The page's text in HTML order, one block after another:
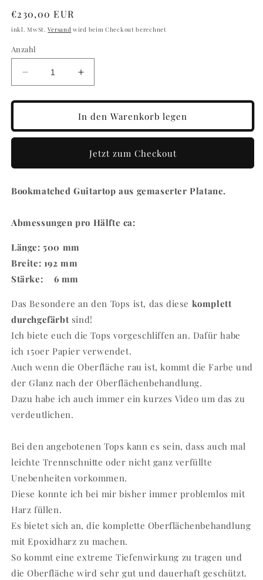
Normaler
Preis
€230,00 EUR
inkl. MwSt.Versand wird beim Checkout berechnet
Anzahl
Verringere
die
Menge
Epoxid
Guitartop
Erhöhe
die
Menge
für
Epoxid
Guitartop
EP-
In den Warenkorb legen
Jetzt zum Checkout
Bookmatched Guitartop aus gemaserter Platane.
Abmessungen pro Hälfte ca:
Länge: 500 mm
Breite: 192 mm
Stärke: 6 mm
Das Besondere an den Tops ist, das diese komplett
durchgefärbt sind!
Ich biete euch die Tops vorgeschliffen an. Dafür habe
ich 150er Papier verwendet.
Auch wenn die Oberfläche rau ist, kommt die Farbe und
der Glanz nach der Oberflächenbehandlung.
Dazu habe ich auch immer ein kurzes Video um das zu
verdeutlichen.
Bei den angebotenen Tops kann es sein, dass auch mal
leichte Trennschnitte oder nicht ganz verfüllte
Unebenheiten vorkommen.
Diese konnte ich bei mir bisher immer problemlos mit
Harz füllen.
Es bietet sich an, die komplette Oberflächenbehandlung
mit Epoxidharz zu machen.
So kommt eine extreme Tiefenwirkung zu tragen und
die Oberfläche wird sehr gut und dauerhaft geschützt.